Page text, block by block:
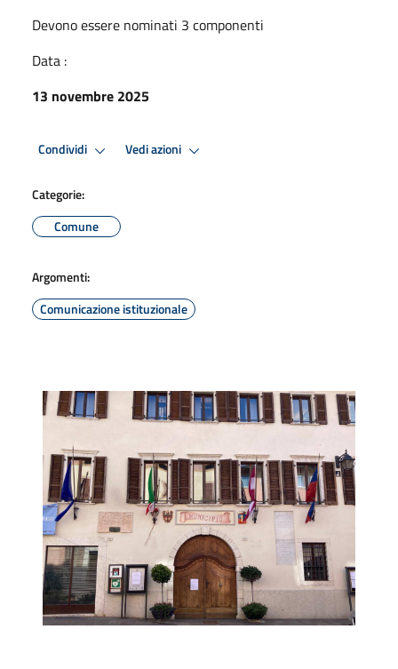
Devono essere nominati 3 componenti
Data :
13 novembre 2025
Condividi Vedi azioni
Categorie:
Comune
Argomenti:
Comunicazione istituzionale